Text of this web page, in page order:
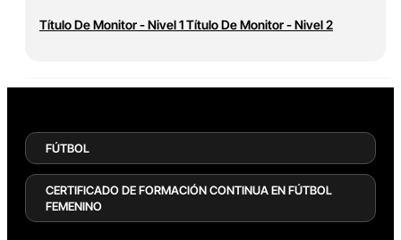
Título De Monitor - Nivel 1Título De Monitor - Nivel 2
FÚTBOL
CERTIFICADO DE FORMACIÓN CONTINUA EN FÚTBOL
FEMENINO